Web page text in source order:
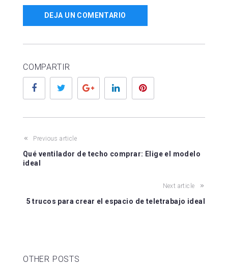
DEJA UN COMENTARIO
COMPARTIR
Facebook Twitter Google+ LinkedIn
Previous article
Qué ventilador de techo comprar: Elige el modelo
ideal
Next article
5 trucos para crear el espacio de teletrabajo ideal
OTHER POSTS